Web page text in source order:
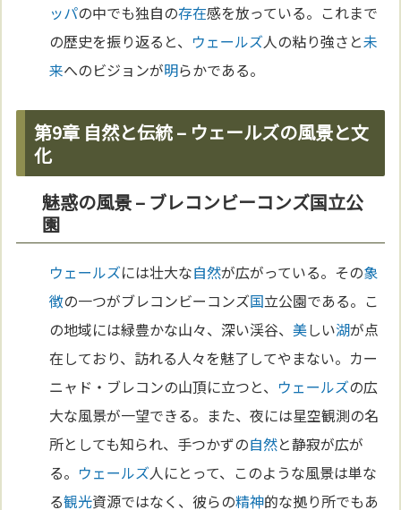
ッパの中でも独自の存在感を放っている。これまで
の歴史を振り返ると、 ウェールズ人の粘り強さと未
来へのビジョンが明らかである。
第9章 自然と伝統 – ウェールズの風景と文
化
魅惑の風景 – ブレコンビーコンズ国立公
園
ウェールズには壮大な自然が広がっている。その象
徴の一つがブレコンビーコンズ国立公園である。こ
の地域には緑豊かな山々、深い渓谷、美しい湖が点
在しており、訪れる人々を魅了してやまない。カー
ニャド・ブレコンの山頂に立つと、 ウェールズの広
大な風景が一望できる。また、夜には星空観測の名
所としても知られ、手つかずの自然と静寂が広が
る。 ウェールズ人にとって、このような風景は単な
る観光資源ではなく、彼らの精神的な拠り所でもあ